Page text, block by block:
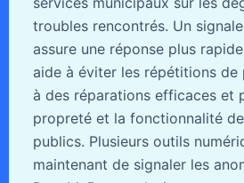
troubles rencontrés. Un
assure une réponse plus
aide à éviter les répétitions de
à des réparations efficaces et
propreté et la fonctionnalité
publics. Plusieurs outils
maintenant de signaler les